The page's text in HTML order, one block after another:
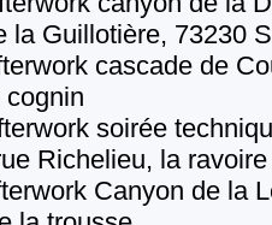
la Guillotière, 73230
cascade de
cognin
soirée
Richelieu, la ravoire
Canyon de la